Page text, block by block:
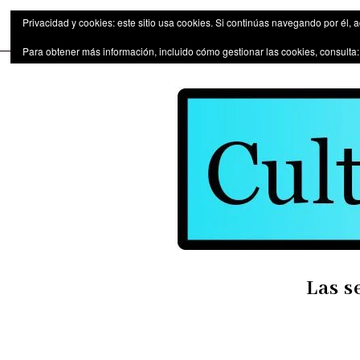
Las series de televisión como
Las
Privacidad y cookies: este sitio usa cookies. Si continúas navegando por él,
Para obtener más información, incluido cómo gestionar las cookies, consulta: